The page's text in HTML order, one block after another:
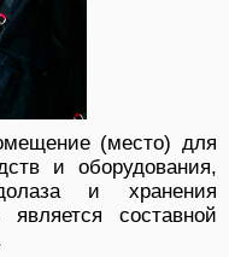
(место) для
и оборудования,
и хранения
составной